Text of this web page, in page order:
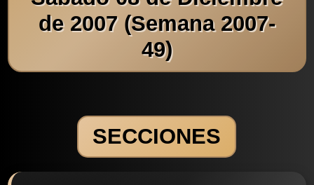
de 2007 (Semana 2007-
49)
SECCIONES